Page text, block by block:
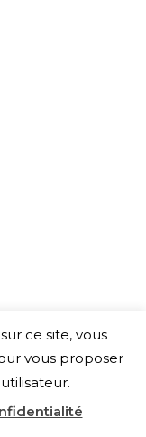
ce site, vous
vous proposer